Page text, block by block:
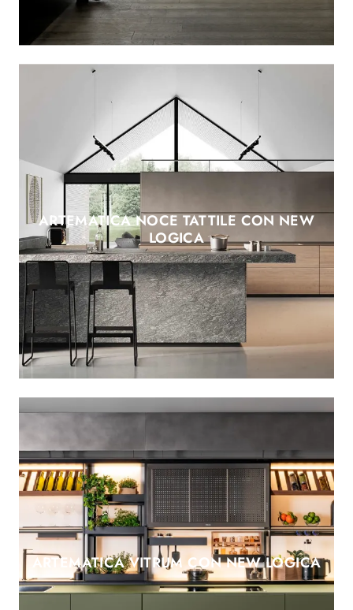
ARTEMATICA NOCE TATTILE CON NEW
LOGICA
ARTEMATICA VITRUM CON NEW LOGICA